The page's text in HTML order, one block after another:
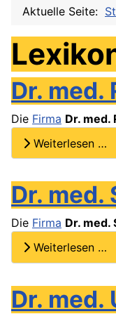
Aktuelle Seite:
Dr. med.
Die Firma Dr. med.
Weiterlesen …
Dr. med.
Die Firma Dr. med.
Weiterlesen …
Dr. med.